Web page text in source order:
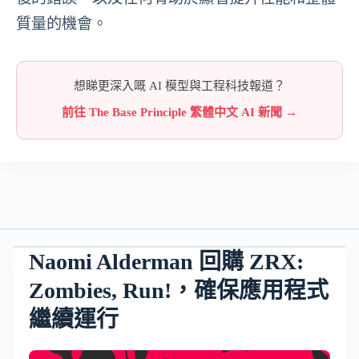
質量的機會。
想睇更深入嘅 AI 模型與工程科技報道？
前往 The Base Principle 繁體中文 AI 新聞 →
Naomi Alderman 回購 ZRX:
Zombies, Run!，確保應用程式
繼續運行